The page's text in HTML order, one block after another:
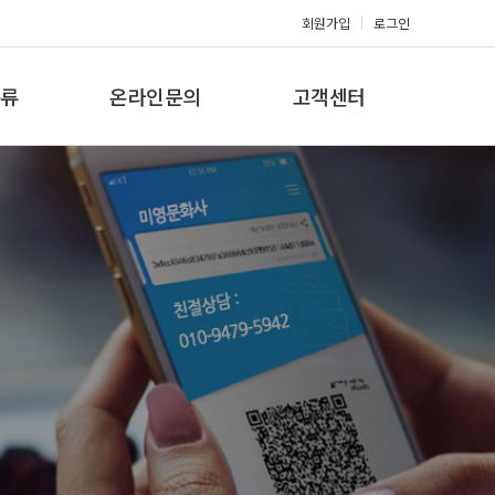
회원가입 로그인
온라인문의
견적문의
고객센터
공지사항
갤러리